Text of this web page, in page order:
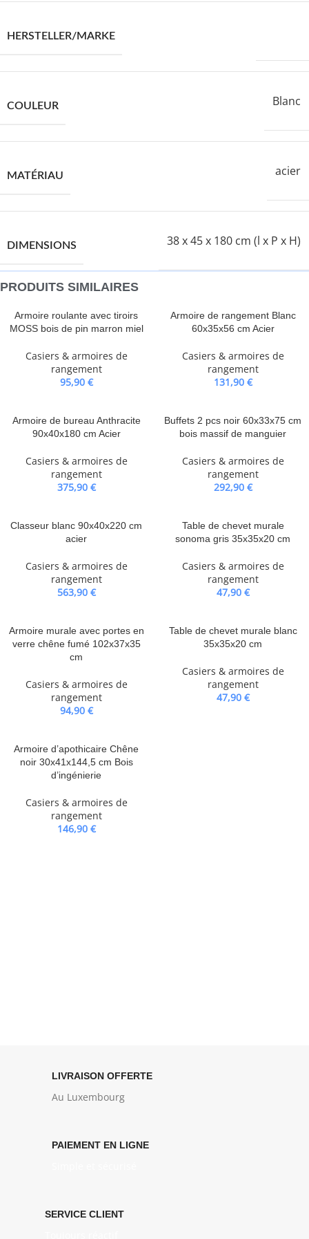
HERSTELLER/MARKE
COULEUR Blanc
MATÉRIAU acier
DIMENSIONS 38 x 45 x 180 cm (l x P x H)
PRODUITS SIMILAIRES
Armoire roulante avec tiroirs
MOSS bois de pin marron miel
Casiers & armoires de
rangement
95,90 €
Armoire de rangement Blanc
60x35x56 cm Acier
Casiers & armoires de
rangement
131,90 €
Armoire de bureau Anthracite
90x40x180 cm Acier
Casiers & armoires de
rangement
375,90 €
Buffets 2 pcs noir 60x33x75 cm
bois massif de manguier
Casiers & armoires de
rangement
292,90 €
Classeur blanc 90x40x220 cm
acier
Casiers & armoires de
rangement
563,90 €
Table de chevet murale
sonoma gris 35x35x20 cm
Casiers & armoires de
rangement
47,90 €
Armoire murale avec portes en
verre chêne fumé 102x37x35
cm
Casiers & armoires de
rangement
94,90 €
Table de chevet murale blanc
35x35x20 cm
Casiers & armoires de
rangement
47,90 €
Armoire d’apothicaire Chêne
noir 30x41x144,5 cm Bois
d’ingénierie
Casiers & armoires de
rangement
146,90 €
LIVRAISON OFFERTE
Au Luxembourg
PAIEMENT EN LIGNE
SERVICE CLIENT